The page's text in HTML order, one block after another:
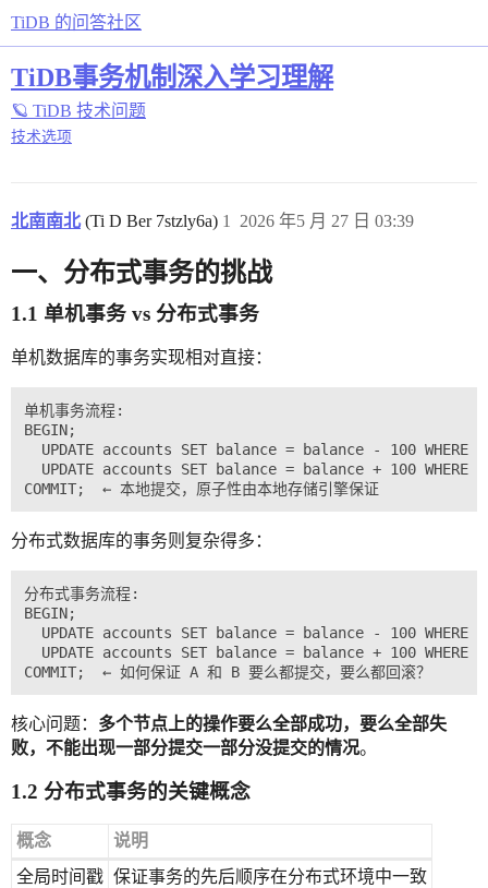
TiDB 的问答社区
TiDB事务机制深入学习理解
🪐 TiDB 技术问题
技术选项
北南南北(Ti D Ber 7stzly6a) 2026 年5 月 27 日 03:39
1
一、分布式事务的挑战
1.1 单机事务 vs 分布式事务
单机数据库的事务实现相对直接：
单机事务流程:
BEGIN;
UPDATE accounts SET balance = balance - 100 WHERE
UPDATE accounts SET balance = balance + 100 WHERE
分布式数据库的事务则复杂得多：
分布式事务流程:
BEGIN;
UPDATE accounts SET balance = balance - 100 WHERE
UPDATE accounts SET balance = balance + 100 WHERE
核心问题： 多个节点上的操作要么全部成功，要么全部失
败，不能出现一部分提交一部分没提交的情况。
1.2 分布式事务的关键概念
概念
说明
全局时间戳 保证事务的先后顺序在分布式环境中一致